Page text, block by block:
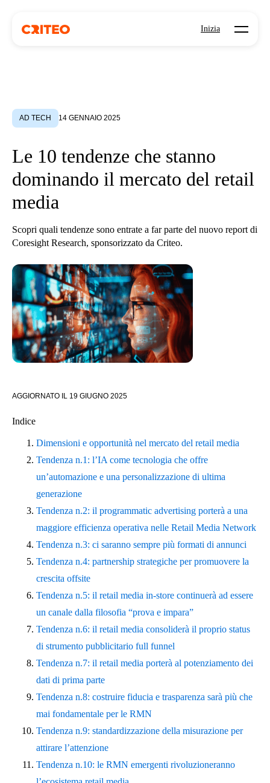
Inizia Open
AD TECH 14 GENNAIO 2025
Le 10 tendenze che stanno
dominando il mercato del retail
media
Scopri quali tendenze sono entrate a far parte del nuovo report di
Coresight Research, sponsorizzato da Criteo.
AGGIORNATO IL 19 GIUGNO 2025
Indice
Dimensioni e opportunità nel mercato del retail media
Tendenza n.1: l’IA come tecnologia che offre
un’automazione e una personalizzazione di ultima
generazione
Tendenza n.2: il programmatic advertising porterà a una
maggiore efficienza operativa nelle Retail Media Network
Tendenza n.3: ci saranno sempre più formati di annunci
Tendenza n.4: partnership strategiche per promuovere la
crescita offsite
Tendenza n.5: il retail media in-store continuerà ad essere
un canale dalla filosofia “prova e impara”
Tendenza n.6: il retail media consoliderà il proprio status
di strumento pubblicitario full funnel
Tendenza n.7: il retail media porterà al potenziamento dei
dati di prima parte
Tendenza n.8: costruire fiducia e trasparenza sarà più che
mai fondamentale per le RMN
Tendenza n.9: standardizzazione della misurazione per
attirare l’attenzione
Tendenza n.10: le RMN emergenti rivoluzioneranno